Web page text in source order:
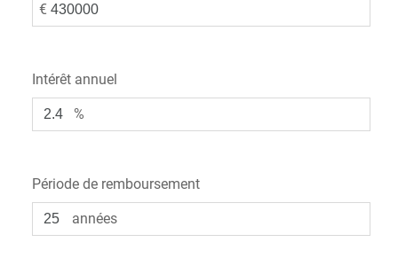
€
Intérêt annuel
%
Période de remboursement
années